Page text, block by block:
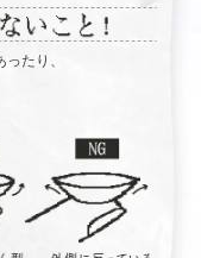
たり、